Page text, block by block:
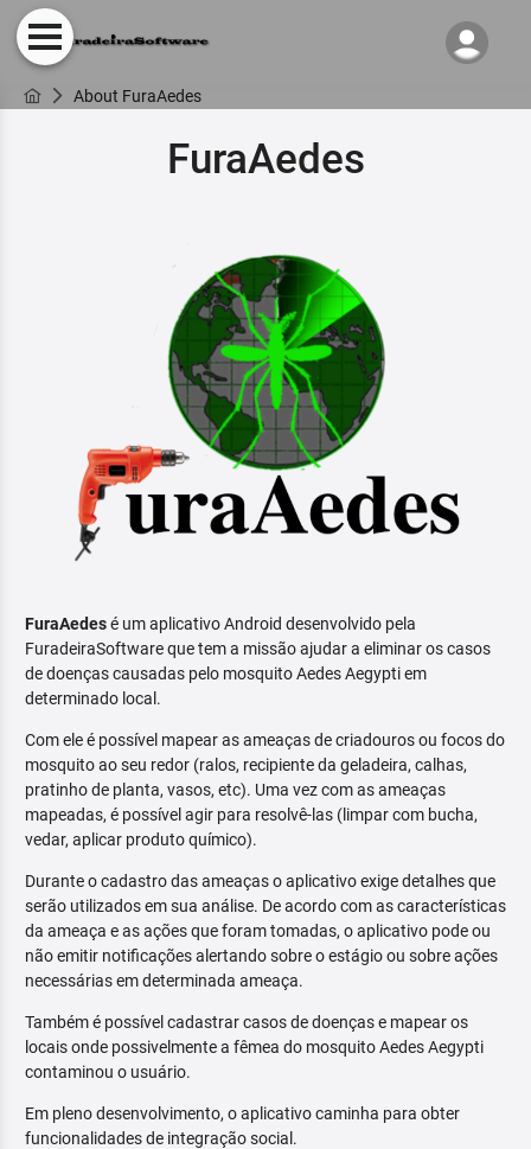
About FuraAedes
FuraAedes
FuraAedesé um aplicativo Android desenvolvido pela
FuradeiraSoftware que tem a missão ajudar a eliminar os casos
de doenças causadas pelo mosquito Aedes Aegypti em
determinado local.
Com ele é possível mapear as ameaças de criadouros ou focos do
mosquito ao seu redor (ralos, recipiente da geladeira, calhas,
pratinho de planta, vasos, etc). Uma vez com as ameaças
mapeadas, é possível agir para resolvê-las (limpar com bucha,
vedar, aplicar produto químico).
Durante o cadastro das ameaças o aplicativo exige detalhes que
serão utilizados em sua análise. De acordo com as características
da ameaça e as ações que foram tomadas, o aplicativo pode ou
não emitir notificações alertando sobre o estágio ou sobre ações
necessárias em determinada ameaça.
Também é possível cadastrar casos de doenças e mapear os
locais onde possivelmente a fêmea do mosquito Aedes Aegypti
contaminou o usuário.
Em pleno desenvolvimento, o aplicativo caminha para obter
funcionalidades de integração social.